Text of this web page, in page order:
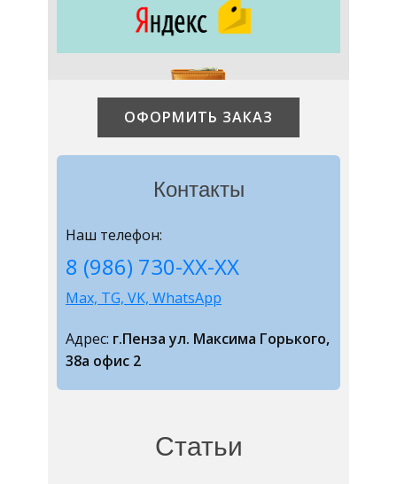
ОФОРМИТЬ ЗАКАЗ
Контакты
Наш телефон:
8 (986) 730-ХХ-ХХ
Max, TG, VK, WhatsApp
Адрес: г.Пенза ул. Максима Горького,
38а офис 2
Статьи